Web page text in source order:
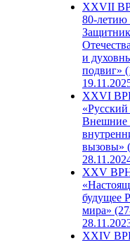
ХХVII
80-
и
подвиг»
XXVI
Внешние
вызовы»
XXV
будущее
мира»
XXIV